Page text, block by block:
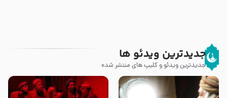
جدیدترین ویدئو ها
جدیدترین ویدئو و کلیپ های منتشر شده